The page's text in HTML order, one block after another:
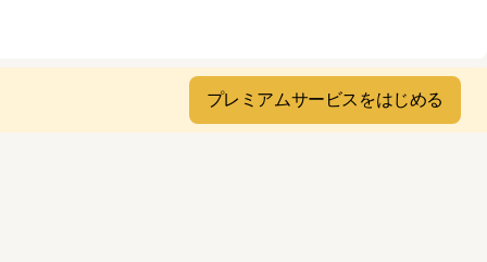
プレミアムサービスをはじめる